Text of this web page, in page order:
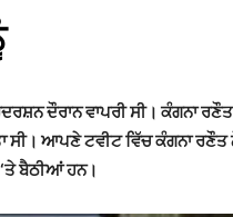
ਦੌਰਾਨ ਵਾਪਰੀ ਸੀ। ਕੰਗਨਾ
ਸੀ। ਆਪਣੇ ਟਵੀਟ ਵਿੱਚ ਕੰਗਨਾ
ਬੈਠੀਆਂ ਹਨ।